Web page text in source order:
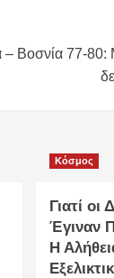
Βοσνία 77-80:
Κόσμος
Γιατί οι
Έγιναν
Η